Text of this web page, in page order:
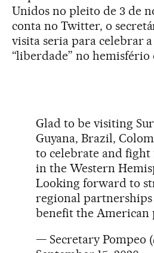
Unidos no pleito de 3 de
conta no Twitter, o
visita seria para celebrar
“liberdade” no hemisfério
Glad to be visiting
Guyana, Brazil,
to celebrate and
in the Western
Looking forward to
regional
benefit the American
— Secretary Pompeo